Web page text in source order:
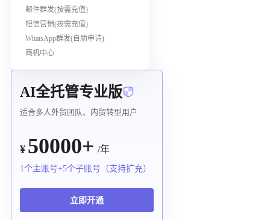
邮件群发(按需充值)
短信营销(按需充值)
WhatsApp群发(自助申请)
商机中心
AI全托管专业版
适合多人外贸团队、内贸转型用户
¥ 50000+ /年
1个主账号+5个子账号（支持扩充）
立即开通